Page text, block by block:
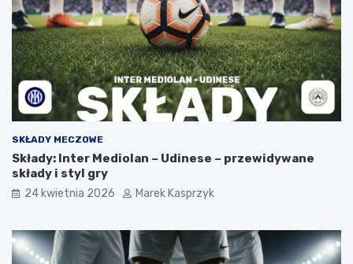
SKŁADY MECZOWE
Składy: Inter Mediolan – Udinese – przewidywane
składy i styl gry
24 kwietnia 2026 Marek Kasprzyk